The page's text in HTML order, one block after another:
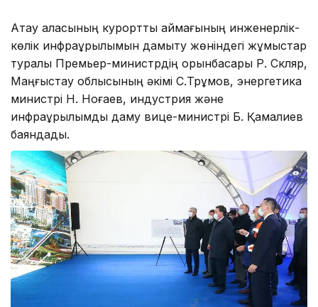
Ақтау қаласының курорттық аймағының инженерлік-
көлік инфрақұрылымын дамыту жөніндегі жұмыстар
туралы Премьер-министрдің орынбасары Р. Скляр,
Маңғыстау облысының әкімі С.Трұмов, энергетика
министрі Н. Ноғаев, индустрия және
инфрақұрылымдық даму вице-министрі Б. Қамалиев
баяндады.